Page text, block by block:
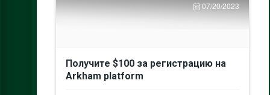
07/20/2023
Получите $100 за регистрацию на
Arkham platform